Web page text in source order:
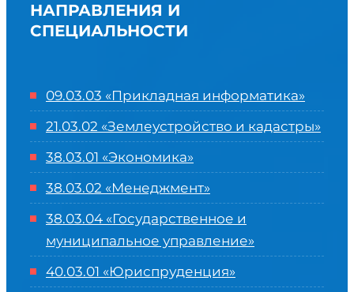
НАПРАВЛЕНИЯ И
СПЕЦИАЛЬНОСТИ
09.03.03 «Прикладная информатика»
21.03.02 «Землеустройство и кадастры»
38.03.01 «Экономика»
38.03.02 «Менеджмент»
38.03.04 «Государственное и
муниципальное управление»
40.03.01 «Юриспруденция»